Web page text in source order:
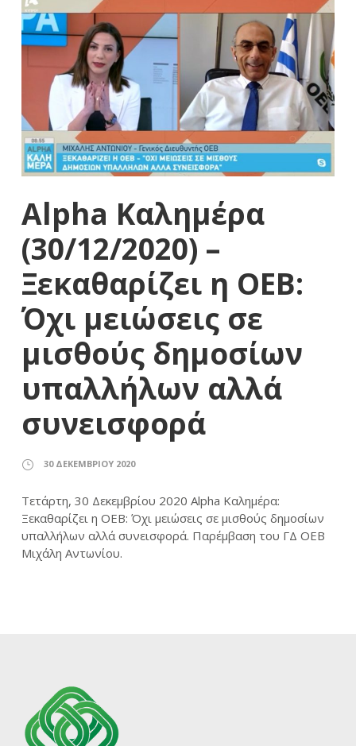
Alpha Καλημέρα
(30/12/2020) –
Ξεκαθαρίζει η ΟΕΒ:
Όχι μειώσεις σε
μισθούς δημοσίων
υπαλλήλων αλλά
συνεισφορά
30 ΔΕΚΕΜΒΡΊΟΥ 2020
Τετάρτη, 30 Δεκεμβρίου 2020 Alpha Καλημέρα:
Ξεκαθαρίζει η ΟΕΒ: Όχι μειώσεις σε μισθούς δημοσίων
υπαλλήλων αλλά συνεισφορά. Παρέμβαση του ΓΔ ΟΕΒ
Μιχάλη Αντωνίου.